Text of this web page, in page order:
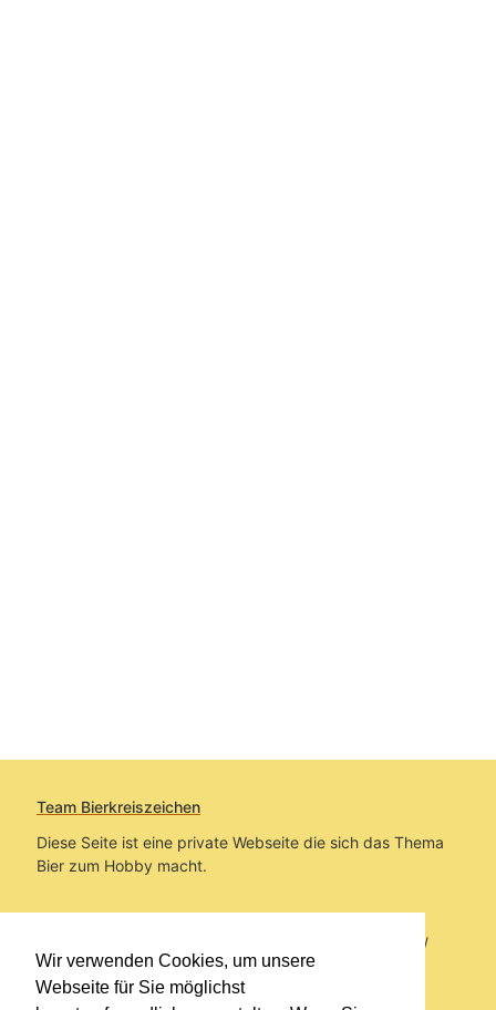
Wir verwenden Cookies, um unsere
Webseite für Sie möglichst
Team Bierkreiszeichen
Diese Seite ist eine private Webseite die sich das Thema
Bier zum Hobby macht.
Sie befinden sich auf https://www.bierkreiszeichen.at/
im Pfad:Bierkreiszeichen/Gesammelte Biere